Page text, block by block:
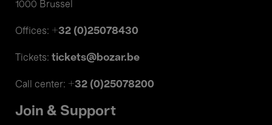
1000 Brussel
Offices: +32 (0)25078430
Tickets: tickets@bozar.be
Call center: +32 (0)25078200
Join & Support